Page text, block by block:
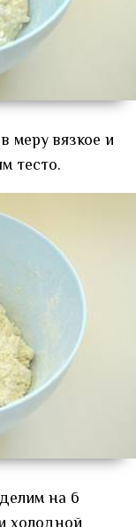
меру вязкое и
тесто.
на 6